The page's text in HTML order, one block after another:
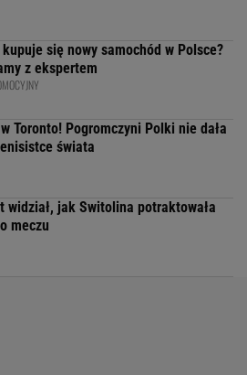
się nowy samochód w Polsce?
z ekspertem
Toronto! Pogromczyni Polki nie dała
świata
widział, jak Switolina potraktowała
meczu